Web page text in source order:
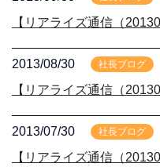
【リアライズ通信（
2013/08/30 社長ブログ
【リアライズ通信（
2013/07/30 社長ブログ
【リアライズ通信（